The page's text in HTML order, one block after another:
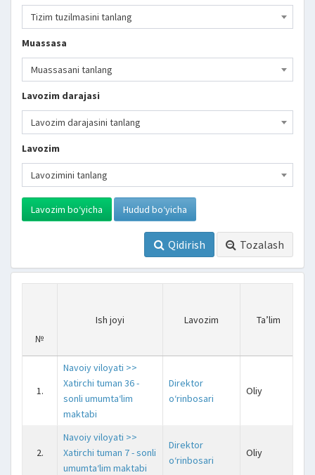
Tizim tuzilmasini tanlang
Muassasa
Muassasani tanlang
Lavozim darajasi
Lavozim darajasini tanlang
Lavozim
Lavozimini tanlang
Lavozim bo‘yicha Hudud bo‘yicha
Qidirish Tozalash
№
Ish joyi Lavozim Ta’lim
1.
Navoiy viloyati >>
Xatirchi tuman 36 -
sonli umumta‘lim
maktabi
Direktor
o‘rinbosari
Oliy
2.
Navoiy viloyati >>
Xatirchi tuman 7 - sonli
umumta‘lim maktabi
Direktor
o‘rinbosari
Oliy